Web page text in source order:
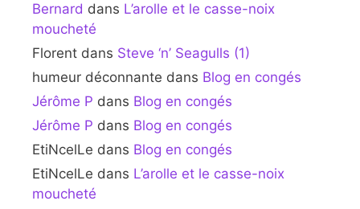
Bernard dans L’arolle et le casse-noix
moucheté
Florent dans Steve ‘n’ Seagulls (1)
humeur déconnante dans Blog en congés
Jérôme P dans Blog en congés
Jérôme P dans Blog en congés
EtiNcelLe dans Blog en congés
EtiNcelLe dans L’arolle et le casse-noix
moucheté